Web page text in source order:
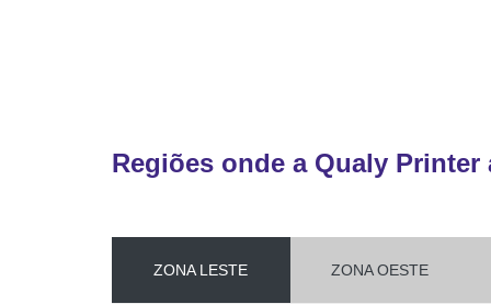
Regiões onde a Qualy Printer
ZONA LESTE ZONA OESTE